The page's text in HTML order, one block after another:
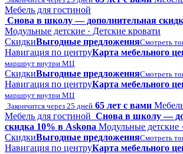
Мебель для гостиной
Снова в школу — дополнительная
Модульные детские · Детские кровати
СкидкиВыгодные предложенияСмотреть
Навигация по центруКарта мебельного
маршрут внутри МЦ
СкидкиВыгодные предложенияСмотреть
Навигация по центруКарта мебельного
маршрут внутри МЦ
Закончится через 25 дней 65 лет с вами
Мебель для гостиной Снова в школу —
скидка 10% в Askona Модульные детские
СкидкиВыгодные предложенияСмотреть
Навигация по центруКарта мебельного